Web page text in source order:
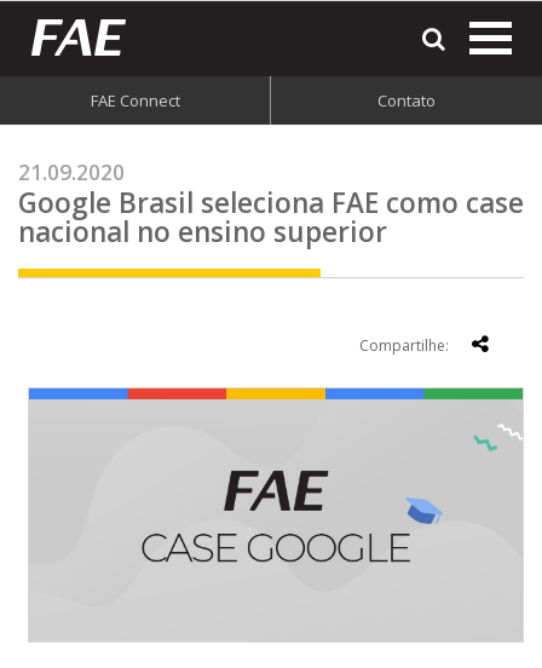
FAE Connect Contato
21.09.2020
Google Brasil seleciona FAE como case
nacional no ensino superior
Compartilhe: